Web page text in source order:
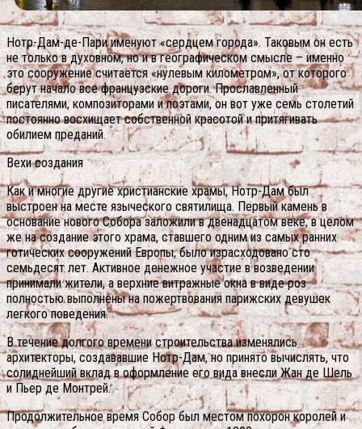
Нотр-Дам-де-Пари именуют «сердцем города». Таковым он есть
не только в духовном, но и в географическом смысле – именно
это сооружение считается «нулевым километром», от которого
берут начало все французские дороги. Прославленный
писателями, композиторами и поэтами, он вот уже семь столетий
постоянно восхищает собственной красотой и притягивать
обилием преданий.
Вехи создания
Как и многие другие христианские храмы, Нотр-Дам был
выстроен на месте языческого святилища. Первый камень в
основание нового Собора заложили в двенадцатом веке, в целом
же на создание этого храма, ставшего одним из самых ранних
готических сооружений Европы, было израсходовано сто
семьдесят лет. Активное денежное участие в возведении
принимали жители, а верхние витражные окна в виде роз
полностью выполнены на пожертвования парижских девушек
легкого поведения.
В течение долгого времени строительства изменялись
архитекторы, создававшие Нотр-Дам, но принято вычислять, что
солиднейший вклад в оформление его вида внесли Жан де Шель
и Пьер де Монтрей.
Продолжительное время Собор был местом похорон королей и